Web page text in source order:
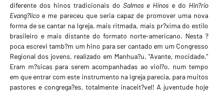
diferente dos hinos tradicionais do Salmos e Hinos e do Hin?rio
Evang?lico e me pareceu que seria capaz de promover uma nova
forma de se cantar na Igreja, mais ritmada, mais pr?xima do estilo
brasileiro e mais distante do formato norte-americano. Nesta ?
poca escrevi tamb?m um hino para ser cantado em um Congresso
Regional dos jovens, realizado em Manhua?u, "Avante, mocidade."
Eram m?sicas para serem acompanhadas ao viol?o, num tempo
em que entrar com este instrumento na igreja parecia, para muitos
pastores e congrega?es, totalmente inaceit?vel! A juventude hoje